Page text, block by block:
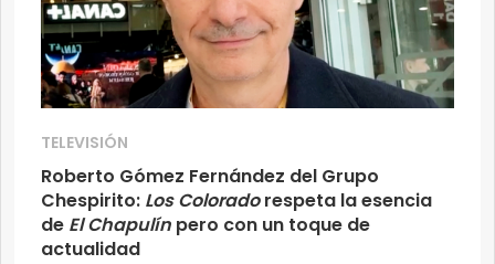
TELEVISIÓN
Roberto Gómez Fernández del Grupo
Chespirito: Los Coloradorespeta la esencia
de El Chapulín pero con un toque de
actualidad